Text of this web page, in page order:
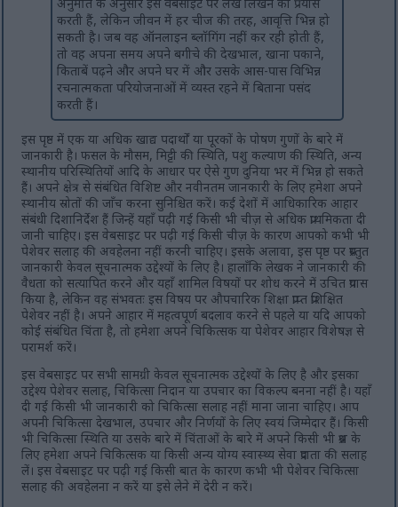
अनुमति के अनुसार इस वेबसाइट पर लेख लिखने का प्रयास
करती हैं, लेकिन जीवन में हर चीज की तरह, आवृत्ति भिन्न हो
सकती है। जब वह ऑनलाइन ब्लॉगिंग नहीं कर रही होती हैं,
तो वह अपना समय अपने बगीचे की देखभाल, खाना पकाने,
किताबें पढ़ने और अपने घर में और उसके आस-पास विभिन्न
रचनात्मकता परियोजनाओं में व्यस्त रहने में बिताना पसंद
करती हैं।
इस पृष्ठ में एक या अधिक खाद्य पदार्थों या पूरकों के पोषण गुणों के बारे में
जानकारी है। फसल के मौसम, मिट्टी की स्थिति, पशु कल्याण की स्थिति, अन्य
स्थानीय परिस्थितियों आदि के आधार पर ऐसे गुण दुनिया भर में भिन्न हो सकते
हैं। अपने क्षेत्र से संबंधित विशिष्ट और नवीनतम जानकारी के लिए हमेशा अपने
स्थानीय स्रोतों की जाँच करना सुनिश्चित करें। कई देशों में आधिकारिक आहार
संबंधी दिशानिर्देश हैं जिन्हें यहाँ पढ़ी गई किसी भी चीज़ से अधिक प्राथमिकता दी
जानी चाहिए। इस वेबसाइट पर पढ़ी गई किसी चीज़ के कारण आपको कभी भी
पेशेवर सलाह की अवहेलना नहीं करनी चाहिए। इसके अलावा, इस पृष्ठ पर प्रस्तुत
जानकारी केवल सूचनात्मक उद्देश्यों के लिए है। हालाँकि लेखक ने जानकारी की
वैधता को सत्यापित करने और यहाँ शामिल विषयों पर शोध करने में उचित प्रयास
किया है, लेकिन वह संभवतः इस विषय पर औपचारिक शिक्षा प्राप्त प्रशिक्षित
पेशेवर नहीं है। अपने आहार में महत्वपूर्ण बदलाव करने से पहले या यदि आपको
कोई संबंधित चिंता है, तो हमेशा अपने चिकित्सक या पेशेवर आहार विशेषज्ञ से
परामर्श करें।
इस वेबसाइट पर सभी सामग्री केवल सूचनात्मक उद्देश्यों के लिए है और इसका
उद्देश्य पेशेवर सलाह, चिकित्सा निदान या उपचार का विकल्प बनना नहीं है। यहाँ
दी गई किसी भी जानकारी को चिकित्सा सलाह नहीं माना जाना चाहिए। आप
अपनी चिकित्सा देखभाल, उपचार और निर्णयों के लिए स्वयं जिम्मेदार हैं। किसी
भी चिकित्सा स्थिति या उसके बारे में चिंताओं के बारे में अपने किसी भी प्रश्न के
लिए हमेशा अपने चिकित्सक या किसी अन्य योग्य स्वास्थ्य सेवा प्रदाता की सलाह
लें। इस वेबसाइट पर पढ़ी गई किसी बात के कारण कभी भी पेशेवर चिकित्सा
सलाह की अवहेलना न करें या इसे लेने में देरी न करें।